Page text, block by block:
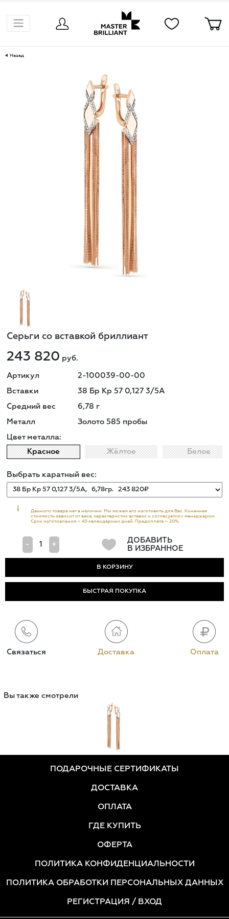
Назад
Серьги со вставкой бриллиант
243 820 руб.
Артикул 2-100039-00-00
Вставки 38 Бр Кр 57 0,127 3/5А
Средний вес 6,78 г
Металл Золото 585 пробы
Цвет металла:
Красное Жёлтое Белое
Выбрать каратный вес:
i
Данного товара нет в наличии. Мы можем его изготовить для Вас. Конечная
стоимость зависит от веса, характеристик вставок и согласуется с менеджером.
Срок изготовления – 45 календарных дней. Предоплата – 20%.
- +
ДОБАВИТЬ
В ИЗБРАННОЕ
БЫСТРАЯ ПОКУПКА
Связаться Доставка Оплата
Вы также смотрели
ПОДАРОЧНЫЕ СЕРТИФИКАТЫ
ДОСТАВКА
ОПЛАТА
ГДЕ КУПИТЬ
ОФЕРТА
ПОЛИТИКА КОНФИДЕНЦИАЛЬНОСТИ
ПОЛИТИКА ОБРАБОТКИ ПЕРСОНАЛЬНЫХ ДАННЫХ
РЕГИСТРАЦИЯ / ВХОД